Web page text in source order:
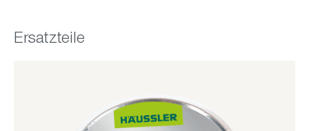
Produktgalerie überspringen
Ersatzteile